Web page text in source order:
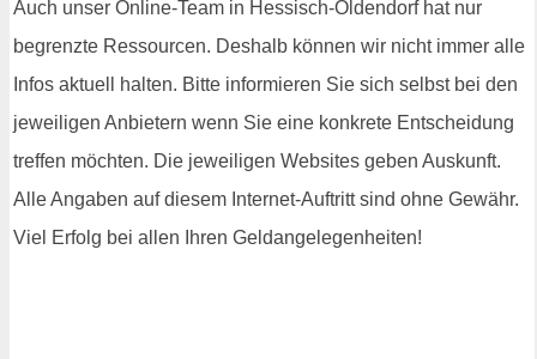
Auch unser Online-Team in Hessisch-Oldendorf hat nur
begrenzte Ressourcen. Deshalb können wir nicht immer alle
Infos aktuell halten. Bitte informieren Sie sich selbst bei den
jeweiligen Anbietern wenn Sie eine konkrete Entscheidung
treffen möchten. Die jeweiligen Websites geben Auskunft.
Alle Angaben auf diesem Internet-Auftritt sind ohne Gewähr.
Viel Erfolg bei allen Ihren Geldangelegenheiten!